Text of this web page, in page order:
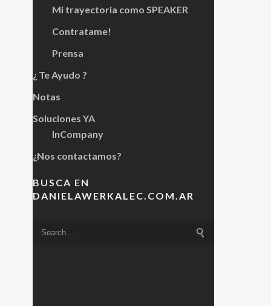
Mi trayectoria como SPEAKER
Contratame!
Prensa
¿ Te Ayudo ?
Notas
Soluciones YA
InCompany
¿Nos contactamos?
BUSCA EN
DANIELAWERKALEC.COM.AR